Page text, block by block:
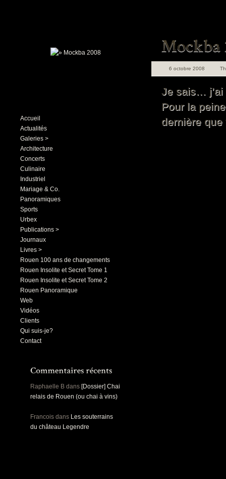
Accueil
Actualités
Galeries >
Architecture
Concerts
Culinaire
Industriel
Mariage & Co.
Panoramiques
Sports
Urbex
Publications >
Journaux
Livres >
Rouen 100 ans de changements
Rouen Insolite et Secret Tome 1
Rouen Insolite et Secret Tome 2
Rouen Panoramique
Web
Vidéos
Clients
Qui suis-je?
Contact
Raphaelle B dans [Dossier] Chai
relais de Rouen (ou chai à vins)
Francois dans Les souterrains
du château Legendre
6 octobre 2008
Je sais… j’ai
Pour la
dernière